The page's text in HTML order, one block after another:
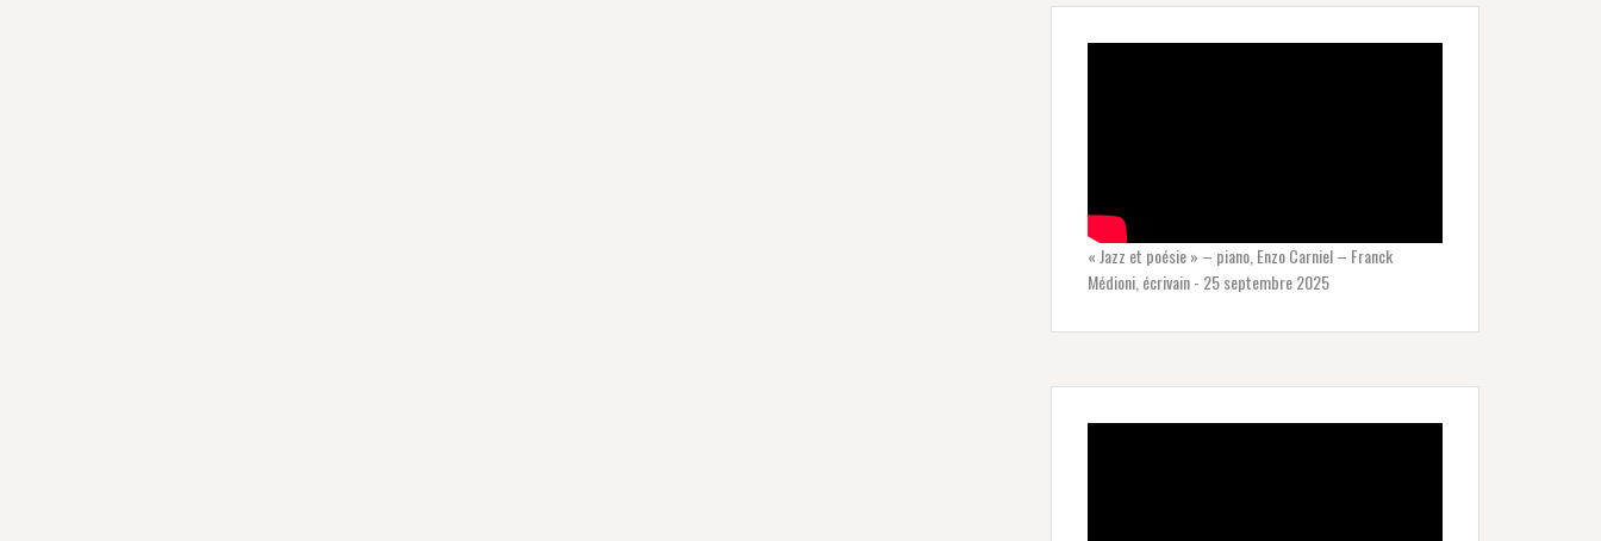
« Jazz et poésie » – piano, Enzo Carniel – Franck
Médioni, écrivain - 25 septembre 2025